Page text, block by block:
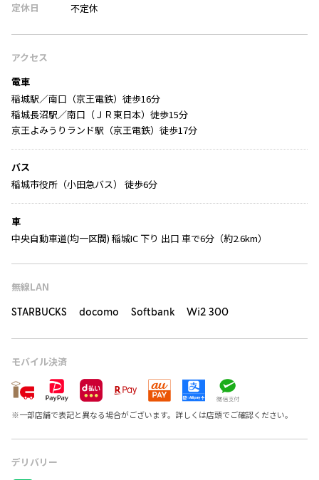
定休日 不定休
アクセス
電車
稲城駅／南口（京王電鉄）徒歩16分
稲城長沼駅／南口（ＪＲ東日本）徒歩15分
京王よみうりランド駅（京王電鉄）徒歩17分
バス
稲城市役所（小田急バス） 徒歩6分
車
中央自動車道(均一区間) 稲城IC 下り 出口 車で6分（約2.6km）
無線LAN
STARBUCKS docomo Softbank Wi2 300
モバイル決済
※一部店舗で表記と異なる場合がございます。詳しくは店頭でご確認ください。
デリバリー